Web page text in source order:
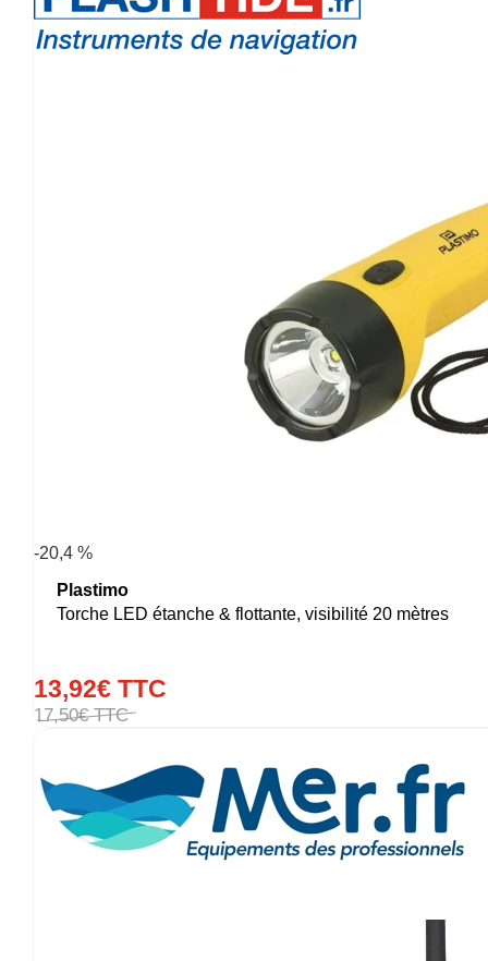
-20,4 %
Plastimo
Torche LED étanche & flottante, visibilité 20 mètres
13,92€ TTC
17,50€ TTC